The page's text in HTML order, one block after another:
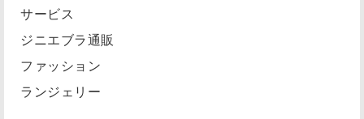
サービス
ジニエブラ通販
ファッション
ランジェリー